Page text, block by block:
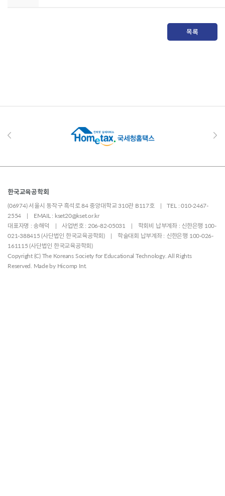
목록
한국교육공학회
(06974) 서울시 동작구 흑석로 84 중앙대학교 310관 B117호 | TEL : 010-2467-
2554 | EMAIL : kset20@kset.or.kr
대표자명 : 송해덕 | 사업번호 : 206-82-05031 | 학회비 납부계좌 : 신한은행 100-
021-388415 (사단법인 한국교육공학회) | 학술대회 납부계좌 : 신한은행 100-026-
161115 (사단법인 한국교육공학회)
Copyright (C) The Koreans Society for Educational Technology. All Rights
Reserved. Made by Hicomp Int.